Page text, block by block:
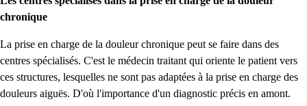
chronique
La prise en charge de la douleur chronique peut se faire dans des
centres spécialisés. C'est le médecin traitant qui oriente le patient vers
ces structures, lesquelles ne sont pas adaptées à la prise en charge des
douleurs aiguës. D'où l'importance d'un diagnostic précis en amont.